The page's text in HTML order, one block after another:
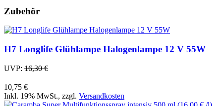
Zubehör
H7 Longlife Glühlampe Halogenlampe 12 V 55W
UVP: 16,30 €
10,75 €
Inkl. 19% MwSt., zzgl. Versandkosten